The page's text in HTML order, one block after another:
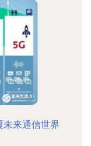
未来通信世界